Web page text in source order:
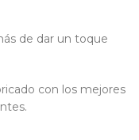
de dar un toque
con los mejores